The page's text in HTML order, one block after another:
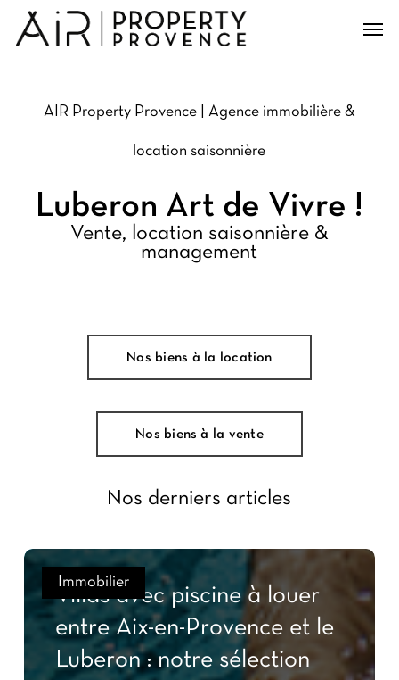
AIR Property Provence | Agence immobilière &
location saisonnière
Luberon Art de Vivre !
Vente, location saisonnière &
management
Nos biens à la location
Nos biens à la vente
Nos derniers articles
Immobilier
Villas avec piscine à louer
entre Aix-en-Provence et le
Luberon : notre sélection